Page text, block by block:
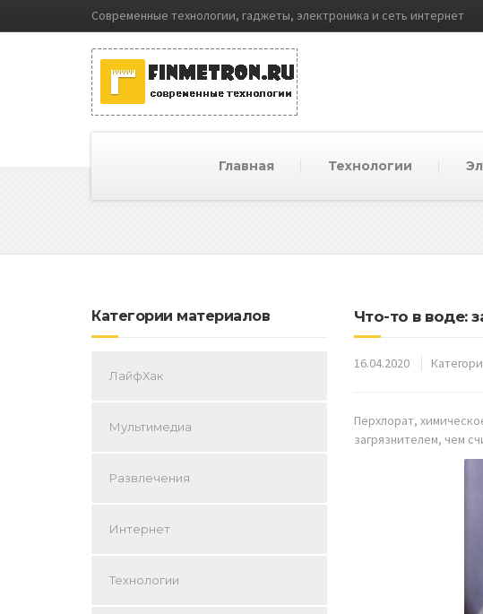
Современные технологии, гаджеты, электроника и сеть интернет
Главная Технологии
Что-то в воде:
16.04.2020
Перхлорат,
загрязнителем, чем
Категории материалов
ЛайфХак
Мультимедиа
Развлечения
Интернет
Технологии